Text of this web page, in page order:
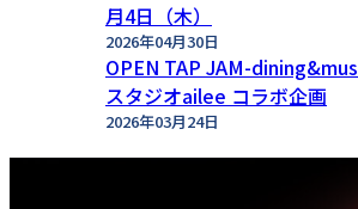
月4日（木）
2026年04月30日
OPEN TAP JAM-
スタジオailee コラボ企画
2026年03月24日